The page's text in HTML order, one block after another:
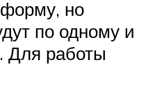
но
по одному и
Для работы